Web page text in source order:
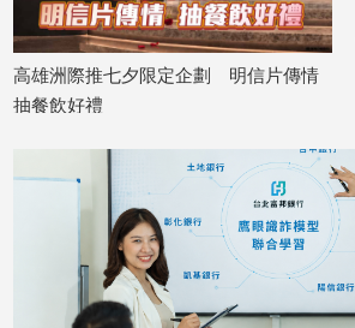
高雄洲際推七夕限定企劃 明信片傳情
抽餐飲好禮